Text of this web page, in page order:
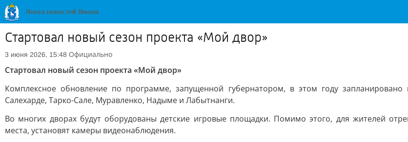
Стартовал новый сезон проекта «Мой двор»
3 июня 2026, 15:48 Официально
Стартовал новый сезон проекта «Мой двор»
Комплексное обновление по программе, запущенной губернатором, в этом году
Салехарде, Тарко-Сале, Муравленко, Надыме и Лабытнанги.
Во многих дворах будут оборудованы детские игровые площадки. Помимо этого, для жителей
места, установят камеры видеонаблюдения.